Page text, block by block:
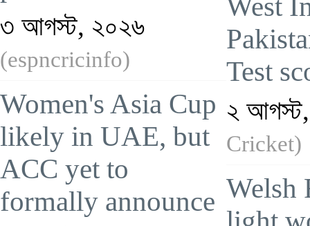
৩ আগস্ট, ২০২৬
(espncricinfo)
Women's Asia Cup
likely in UAE, but
ACC yet to
formally announce
West
Test
২
Cricket)
Welsh